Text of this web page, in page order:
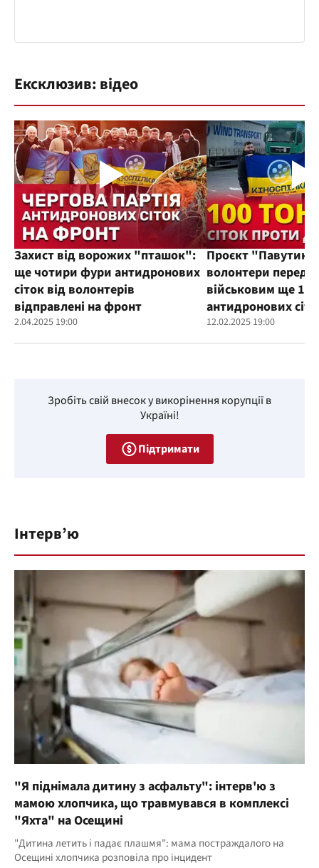
Ексклюзив: відео
Захист від ворожих "пташок":
ще чотири фури антидронових
сіток від волонтерів
відправлені на фронт
2.04.2025 19:00
Проєкт
волонтери
військовим ще
антидронових
12.02.2025 19:00
Зробіть свій внесок у викорінення корупції в
Україні!
Підтримати
Інтерв’ю
"Я піднімала дитину з асфальту": інтерв'ю з
мамою хлопчика, що травмувався в комплексі
"Яхта" на Осещині
"Дитина летить і падає плашмя": мама постраждалого на
Осещині хлопчика розповіла про інцидент